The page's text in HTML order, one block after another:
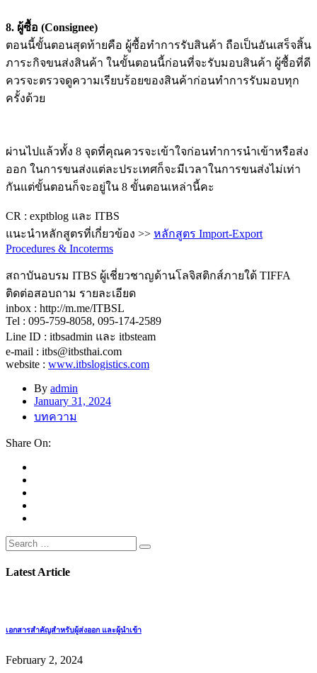
8. ผู้ซื้อ (Consignee)
ตอนนี้ขั้นตอนสุดท้ายคือ ผู้ซื้อทำการรับสินค้า ถือเป็นอันเสร็จสิ้น
ภาระกิจขนส่งสินค้า ในขั้นตอนนี้ก่อนที่จะรับมอบสินค้า ผู้ซื้อที่ดี
ควรจะตรวจดูความเรียบร้อยของสินค้าก่อนทำการรับมอบทุก
ครั้งด้วย
ผ่านไปแล้วทั้ง 8 จุดที่คุณควรจะเข้าใจก่อนทำการนำเข้าหรือส่ง
ออก ในการขนส่งแต่ละประเทศก็จะมีเวลาในการขนส่งไม่เท่า
กันแต่ขั้นตอนก็จะอยู่ใน 8 ขั้นตอนเหล่านี้คะ
CR : exptblog และ ITBS
แนะนำหลักสูตรที่เกี่ยวข้อง >> หลักสูตร Import-Export
Procedures & Incoterms
สถาบันอบรม ITBS ผู้เชี่ยวชาญด้านโลจิสติกส์ภายใต้ TIFFA
ติดต่อสอบถาม รายละเอียด
inbox : http://m.me/ITBSL
Tel : 095-759-8058, 095-174-2589
Line ID : itbsadmin และ itbsteam
e-mail : itbs@itbsthai.com
website : www.itbslogistics.com
By admin
January 31, 2024
บทความ
Share On:
Latest Article
เอกสารสำคัญสำหรับผู้ส่งออก และผู้นำเข้า
February 2, 2024